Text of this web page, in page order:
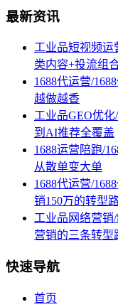
最新资讯
工业品短视频运
类内容+投流组
1688代运营/
越做越香
工业品GEO优
到AI推荐全覆盖
1688运营陪跑/
从散单变大单
1688代运营/
销150万的转型
工业品网络营销
营销的三条转型
快速导航
首页